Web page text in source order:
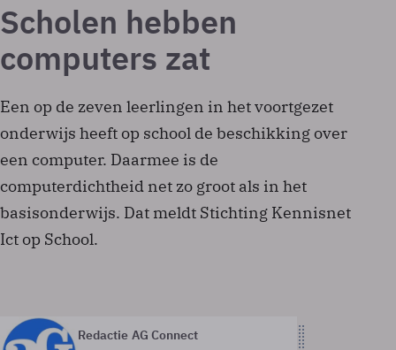
Scholen hebben
computers zat
Een op de zeven leerlingen in het voortgezet
onderwijs heeft op school de beschikking over
een computer. Daarmee is de
computerdichtheid net zo groot als in het
basisonderwijs. Dat meldt Stichting Kennisnet
Ict op School.
Redactie AG Connect